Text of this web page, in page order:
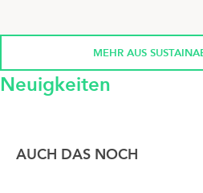
MEHR AUS
Neuigkeiten
AUCH DAS NOCH